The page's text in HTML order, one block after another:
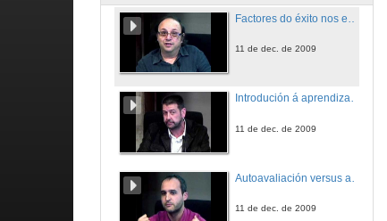
11 de dec. de 2009
Introdución á aprendizaxe informal semidirixido.
11 de dec. de 2009
11 de dec. de 2009